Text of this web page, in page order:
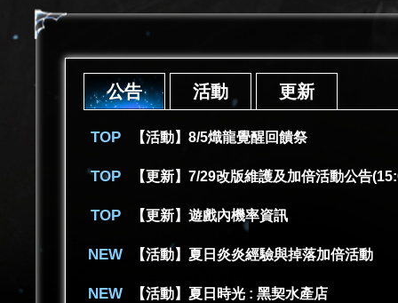
公告 活動 更新
【活動】8/5熾龍覺醒回饋祭
【更新】7/29改版維護及加倍活動公告
【更新】遊戲內機率資訊
【活動】夏日炎炎經驗與掉落加倍活動
【活動】夏日時光 : 黑契水產店